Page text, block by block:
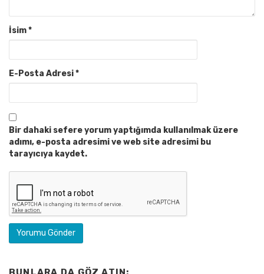
İsim*
E-Posta Adresi*
Bir dahaki sefere yorum yaptığımda kullanılmak üzere
adımı, e-posta adresimi ve web site adresimi bu
tarayıcıya kaydet.